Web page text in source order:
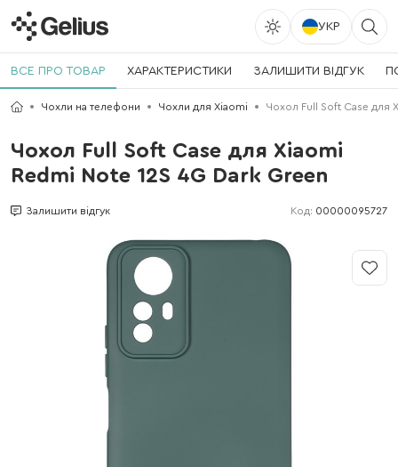
УКР
ВСЕ ПРО ТОВАР ХАРАКТЕРИСТИКИ ЗАЛИШИТИ ВІДГУК
Чохли на телефони Чохли для Xiaomi Чохол Full Soft Case для
Чохол Full Soft Case для Xiaomi
Redmi Note 12S 4G Dark Green
Залишити відгук Код: 00000095727